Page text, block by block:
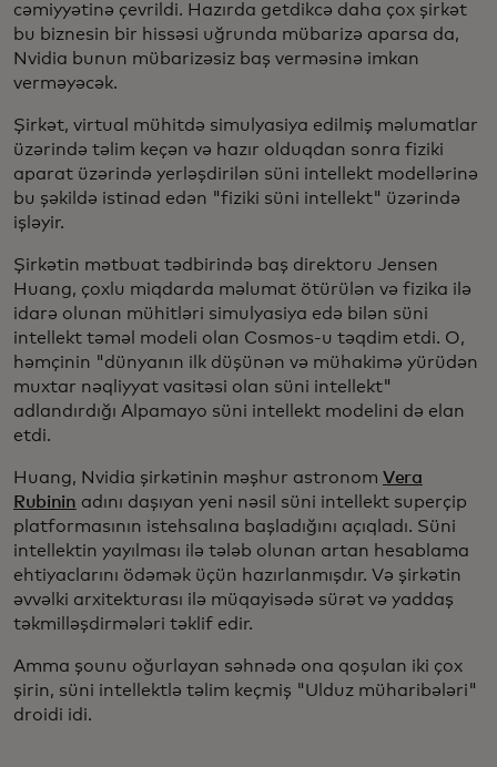
cəmiyyətinə çevrildi. Hazırda getdikcə daha çox şirkət
bu biznesin bir hissəsi uğrunda mübarizə aparsa da,
Nvidia bunun mübarizəsiz baş verməsinə imkan
verməyəcək.
Şirkət, virtual mühitdə simulyasiya edilmiş məlumatlar
üzərində təlim keçən və hazır olduqdan sonra fiziki
aparat üzərində yerləşdirilən süni intellekt modellərinə
bu şəkildə istinad edən "fiziki süni intellekt" üzərində
işləyir.
Şirkətin mətbuat tədbirində baş direktoru Jensen
Huang, çoxlu miqdarda məlumat ötürülən və fizika ilə
idarə olunan mühitləri simulyasiya edə bilən süni
intellekt təməl modeli olan Cosmos-u təqdim etdi. O,
həmçinin "dünyanın ilk düşünən və mühakimə yürüdən
muxtar nəqliyyat vasitəsi olan süni intellekt"
adlandırdığı Alpamayo süni intellekt modelini də elan
etdi.
Huang, Nvidia şirkətinin məşhur astronom Vera
Rubinin adını daşıyan yeni nəsil süni intellekt superçip
platformasının istehsalına başladığını açıqladı. Süni
intellektin yayılması ilə tələb olunan artan hesablama
ehtiyaclarını ödəmək üçün hazırlanmışdır. Və şirkətin
əvvəlki arxitekturası ilə müqayisədə sürət və yaddaş
təkmilləşdirmələri təklif edir.
Amma şounu oğurlayan səhnədə ona qoşulan iki çox
şirin, süni intellektlə təlim keçmiş "Ulduz müharibələri"
droidi idi.